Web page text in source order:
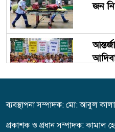
জন
গ্রেপ্তার
ব্যবস্থাপনা সম্পাদক: মো: আবুল
প্রকাশক ও প্রধান সম্পাদক: কামাল